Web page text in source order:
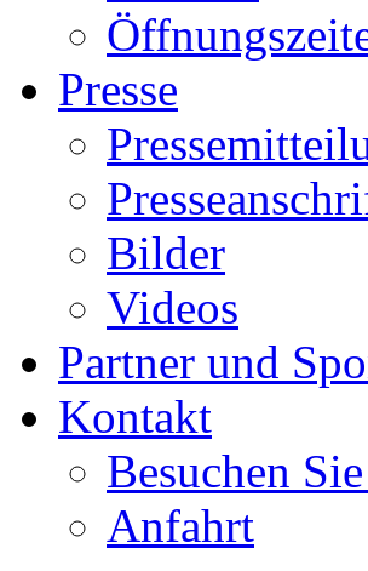
Presse
Bilder
Videos
Partner und
Kontakt
Besuchen
Anfahrt